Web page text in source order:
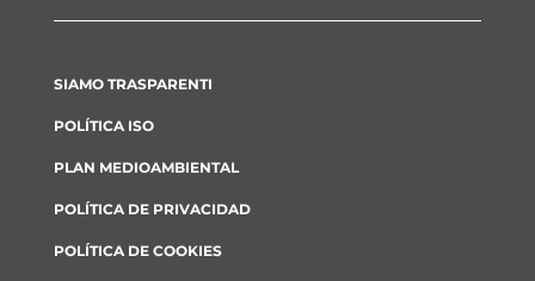
SIAMO TRASPARENTI
POLÍTICA ISO
PLAN MEDIOAMBIENTAL
POLÍTICA DE PRIVACIDAD
POLÍTICA DE COOKIES